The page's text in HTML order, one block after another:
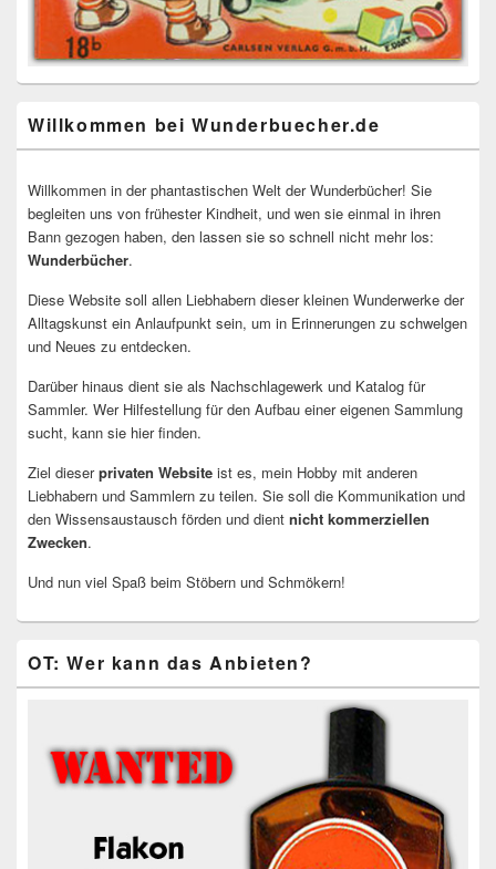
Willkommen bei Wunderbuecher.de
Willkommen in der phantastischen Welt der Wunderbücher! Sie
begleiten uns von frühester Kindheit, und wen sie einmal in ihren
Bann gezogen haben, den lassen sie so schnell nicht mehr los:
Wunderbücher.
Diese Website soll allen Liebhabern dieser kleinen Wunderwerke der
Alltagskunst ein Anlaufpunkt sein, um in Erinnerungen zu schwelgen
und Neues zu entdecken.
Darüber hinaus dient sie als Nachschlagewerk und Katalog für
Sammler. Wer Hilfestellung für den Aufbau einer eigenen Sammlung
sucht, kann sie hier finden.
Ziel dieserprivaten Website ist es, mein Hobby mit anderen
Liebhabern und Sammlern zu teilen. Sie soll die Kommunikation und
den Wissensaustausch förden und dient nicht kommerziellen
Zwecken.
Und nun viel Spaß beim Stöbern und Schmökern!
OT: Wer kann das Anbieten?